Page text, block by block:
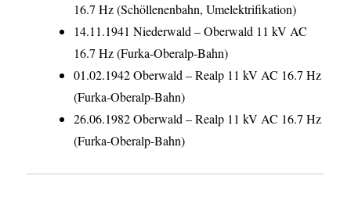
16.7 Hz (Schöllenenbahn, Umelektrifikation)
14.11.1941 Niederwald – Oberwald 11 kV AC
16.7 Hz (Furka-Oberalp-Bahn)
01.02.1942 Oberwald – Realp 11 kV AC 16.7 Hz
(Furka-Oberalp-Bahn)
26.06.1982 Oberwald – Realp 11 kV AC 16.7 Hz
(Furka-Oberalp-Bahn)